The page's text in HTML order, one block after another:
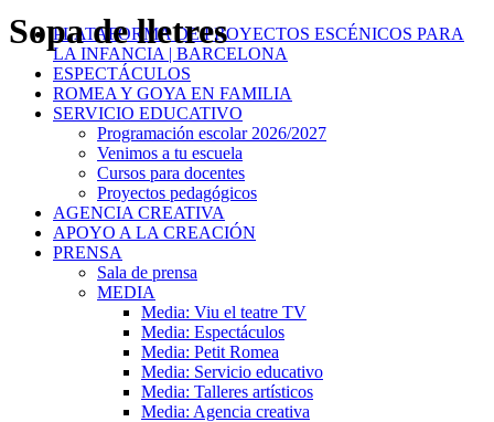
PLATAFORMA DE PROYECTOS ESCÉNICOS PARA
LA INFANCIA | BARCELONA
ESPECTÁCULOS
ROMEA Y GOYA EN FAMILIA
SERVICIO EDUCATIVO
Programación escolar 2026/2027
Venimos a tu escuela
Cursos para docentes
Proyectos pedagógicos
AGENCIA CREATIVA
APOYO A LA CREACIÓN
PRENSA
Sala de prensa
MEDIA
Media: Viu el teatre TV
Media: Espectáculos
Media: Petit Romea
Media: Servicio educativo
Media: Talleres artísticos
Media: Agencia creativa
Sopa de lletres